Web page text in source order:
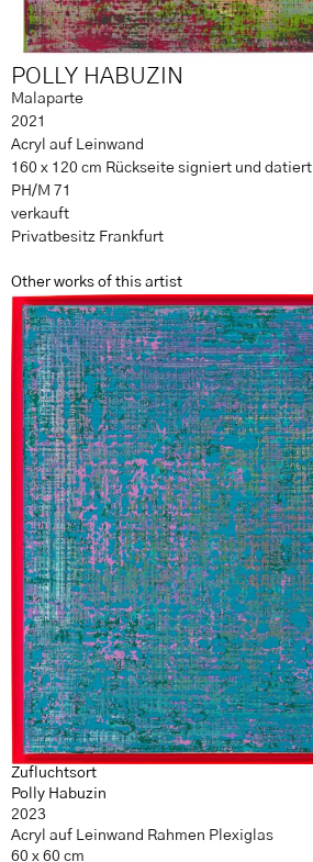
POLLY HABUZIN
Malaparte
2021
Acryl auf Leinwand
160 x 120 cm Rückseite signiert und datiert
PH/M 71
verkauft
Privatbesitz Frankfurt
Other works of this artist
Zufluchtsort
Polly Habuzin
2023
Acryl auf Leinwand Rahmen Plexiglas
60 x 60 cm